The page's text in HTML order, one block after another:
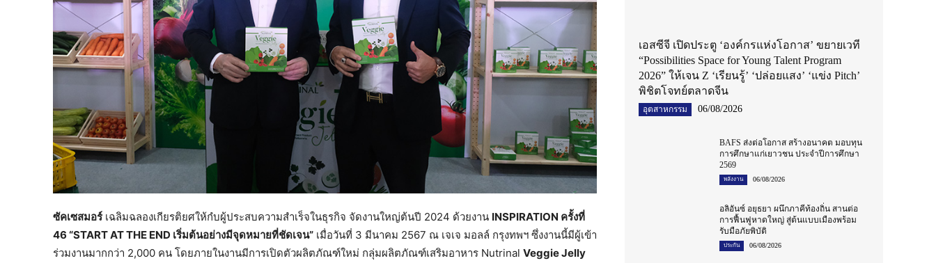
ซัคเซสมอร์เฉลิมฉลองเกียรติยศให้กํบผู้ประสบความสำเร็จในธุรกิจ จัดงานใหญ่ต้นปี 2024 ด้วยงาน INSPIRATION ครั้งที่
46 “START AT THE END เริ่มต้นอย่างมีจุดหมายที่ชัดเจน” เมื่อวันที่ 3 มีนาคม 2567 ณ เจเจ มอลล์ กรุงทพฯ ซึ่งงานนี้มีผู้เข้า
ร่วมงานมากกว่า 2,000 คน โดยภายในงานมีการเปิดตัวผลิตภัณฑ์ใหม่ กลุ่มผลิตภัณฑ์เสริมอาหาร Nutrinal Veggie Jelly
เอสซีจี เปิดประตู ‘องค์กรแห่งโอกาส’ ขยายเวที
“Possibilities Space for Young Talent Program
2026” ให้เจน Z ‘เรียนรู้’ ‘ปล่อยแสง’ ‘แข่ง Pitch’
พิชิตโจทย์ตลาดจีน
อุตสาหกรรม 06/08/2026
BAFS ส่งต่อโอกาส สร้างอนาคต มอบทุน
การศึกษาแก่เยาวชน ประจำปีการศึกษา
2569
พลังงาน 06/08/2026
อลิอันซ์ อยุธยา ผนึกภาคีท้องถิ่น สานต่อ
การฟื้นฟูหาดใหญ่ สู่ต้นแบบเมืองพร้อม
รับมือภัยพิบัติ
ประกัน 06/08/2026